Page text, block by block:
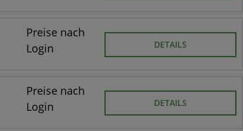
Preise nach
Login
DETAILS
Preise nach
Login
DETAILS